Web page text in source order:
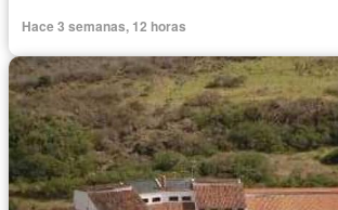
Hace 3 semanas, 12 horas